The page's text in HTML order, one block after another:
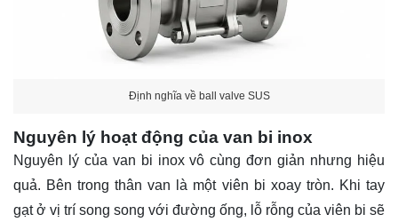
Định nghĩa về ball valve SUS
Nguyên lý hoạt động của van bi inox
Nguyên lý của van bi inox vô cùng đơn giản nhưng hiệu
quả. Bên trong thân van là một viên bi xoay tròn. Khi tay
gạt ở vị trí song song với đường ống, lỗ rỗng của viên bi sẽ